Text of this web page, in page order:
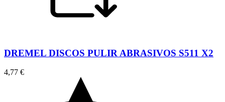
DREMEL DISCOS PULIR ABRASIVOS S511 X2
4,77 €